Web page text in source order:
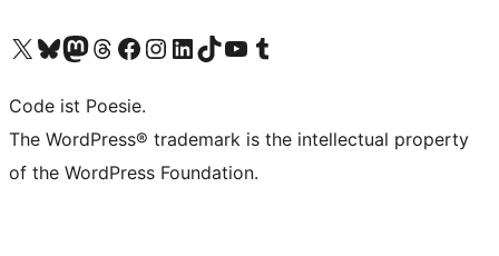
Unser X-Konto (früher Twitter) besuchen
Unser Bluesky-Konto besuchen
Unser Mastodon-Konto besuchen
Unser Threads-Konto besuchen
Unsere Facebook-Seite besuchen
Unser Instagram-Konto besuchen
Unser LinkedIn-Konto besuchen
Unser TikTok-Konto besuchen
Unseren YouTube-Kanal besuchen
Unser Tumblr-Konto besuchen
Code ist Poesie.
The WordPress® trademark is the intellectual property
of the WordPress Foundation.